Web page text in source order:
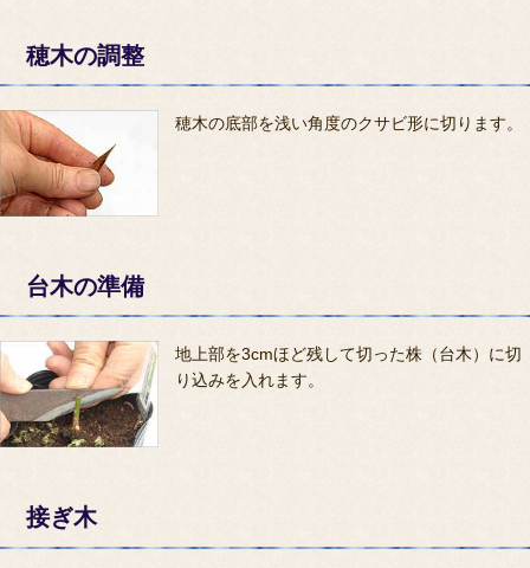
穂木の調整
穂木の底部を浅い角度のクサビ形に切ります。
台木の準備
地上部を3cmほど残して切った株（台木）に切
り込みを入れます。
接ぎ木